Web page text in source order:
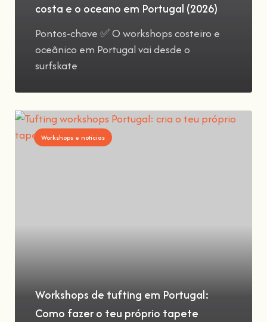
costa e o oceano em Portugal (2026)
Pontos-chave ✅ O workshops costeiro e
oceânico em Portugal vai desde o
surfskate
Workshops e notícias
Workshops de tufting em Portugal:
Como fazer o teu próprio tapete